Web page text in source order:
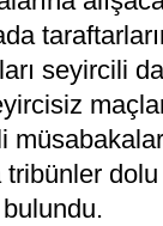
seyircili
tribünler